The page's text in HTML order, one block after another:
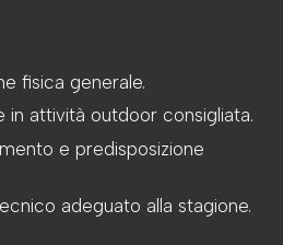
fisica generale.
in attività outdoor consigliata.
e predisposizione
adeguato alla stagione.